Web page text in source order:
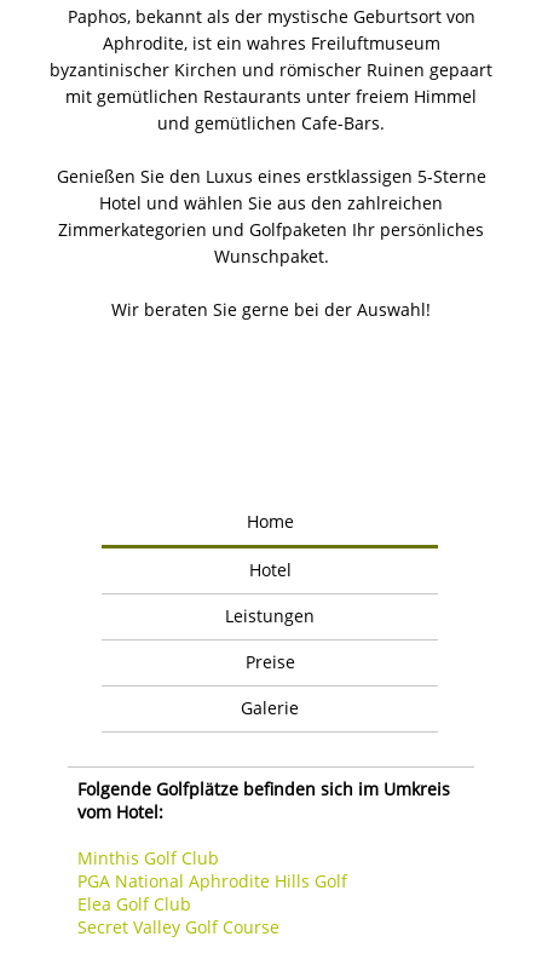
Paphos, bekannt als der mystische Geburtsort von
Aphrodite, ist ein wahres Freiluftmuseum
byzantinischer Kirchen und römischer Ruinen gepaart
mit gemütlichen Restaurants unter freiem Himmel
und gemütlichen Cafe-Bars.
Genießen Sie den Luxus eines erstklassigen 5-Sterne
Hotel und wählen Sie aus den zahlreichen
Zimmerkategorien und Golfpaketen Ihr persönliches
Wunschpaket.
Wir beraten Sie gerne bei der Auswahl!
Home
Hotel
Leistungen
Preise
Galerie
Folgende Golfplätze befinden sich im Umkreis
vom Hotel:
Minthis Golf Club
PGA National Aphrodite Hills Golf
Elea Golf Club
Secret Valley Golf Course